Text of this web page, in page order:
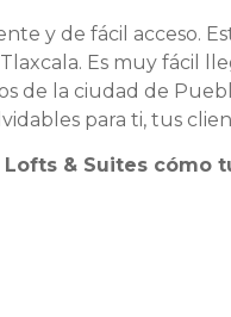
y de fácil acceso.
Es muy fácil
de la ciudad de
para ti, tus
Lofts & Suites